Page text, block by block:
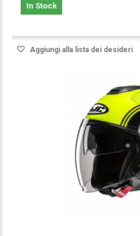
In Stock
Aggiungi alla lista dei desideri